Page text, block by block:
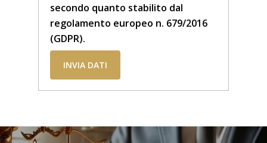
secondo quanto stabilito dal
regolamento europeo n. 679/2016
(GDPR).